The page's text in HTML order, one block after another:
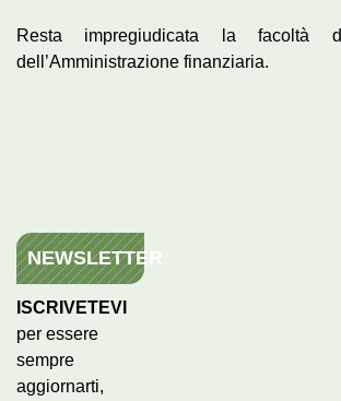
Resta impregiudicata la facoltà
dell’Amministrazione finanziaria.
NEWSLETTER
ISCRIVETEVI
per essere
sempre
aggiornarti,